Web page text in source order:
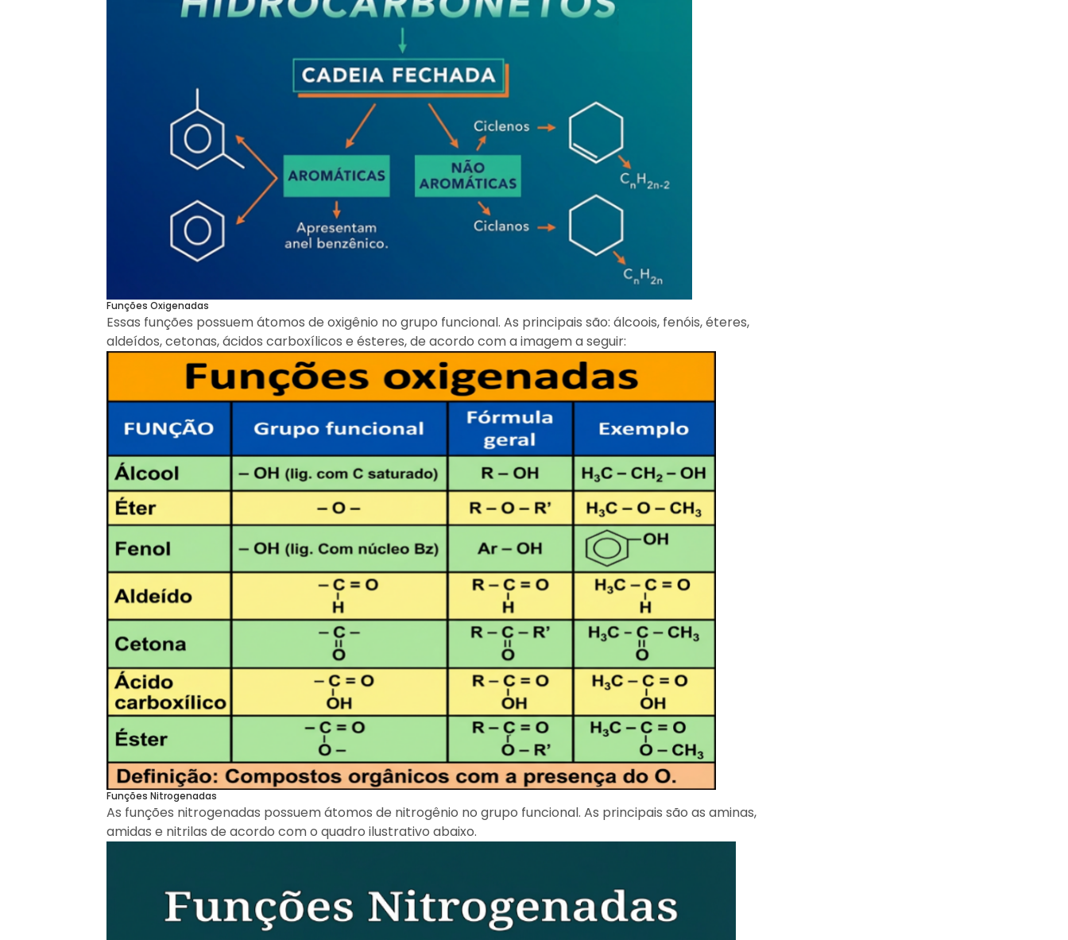
Funções Oxigenadas
Essas funções possuem átomos de oxigênio no grupo funcional. As principais são: álcoois, fenóis, éteres,
aldeídos, cetonas, ácidos carboxílicos e ésteres, de acordo com a imagem a seguir:
Funções Nitrogenadas
As funções nitrogenadas possuem átomos de nitrogênio no grupo funcional. As principais são as aminas,
amidas e nitrilas de acordo com o quadro ilustrativo abaixo.